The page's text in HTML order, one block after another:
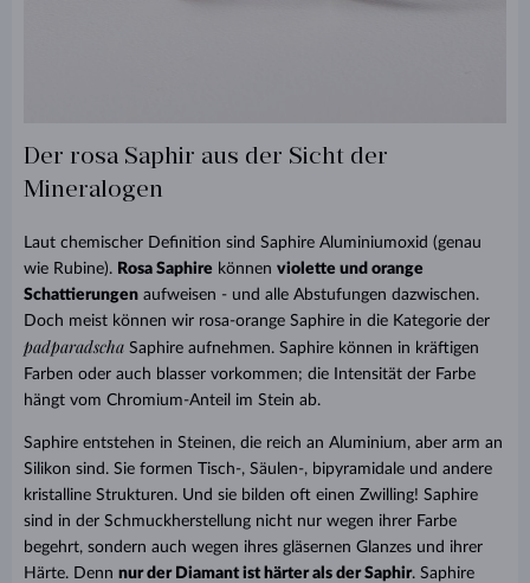
Der rosa Saphir aus der Sicht der
Mineralogen
Laut chemischer Definition sind Saphire Aluminiumoxid (genau
wie Rubine). Rosa Saphire können violette und orange
Schattierungen aufweisen - und alle Abstufungen dazwischen.
Doch meist können wir rosa-orange Saphire in die Kategorie der
padparadscha Saphire aufnehmen. Saphire können in kräftigen
Farben oder auch blasser vorkommen; die Intensität der Farbe
hängt vom Chromium-Anteil im Stein ab.
Saphire entstehen in Steinen, die reich an Aluminium, aber arm an
Silikon sind. Sie formen Tisch-, Säulen-, bipyramidale und andere
kristalline Strukturen. Und sie bilden oft einen Zwilling! Saphire
sind in der Schmuckherstellung nicht nur wegen ihrer Farbe
begehrt, sondern auch wegen ihres gläsernen Glanzes und ihrer
Härte. Denn nur der Diamant ist härter als der Saphir. Saphire